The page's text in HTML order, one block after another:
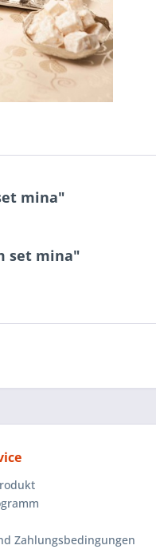
mina"
set mina"
Zahlungsbedingungen